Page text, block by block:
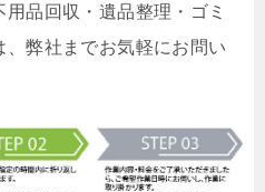
品回収・遺品整理・ゴミ
弊社までお気軽にお問い